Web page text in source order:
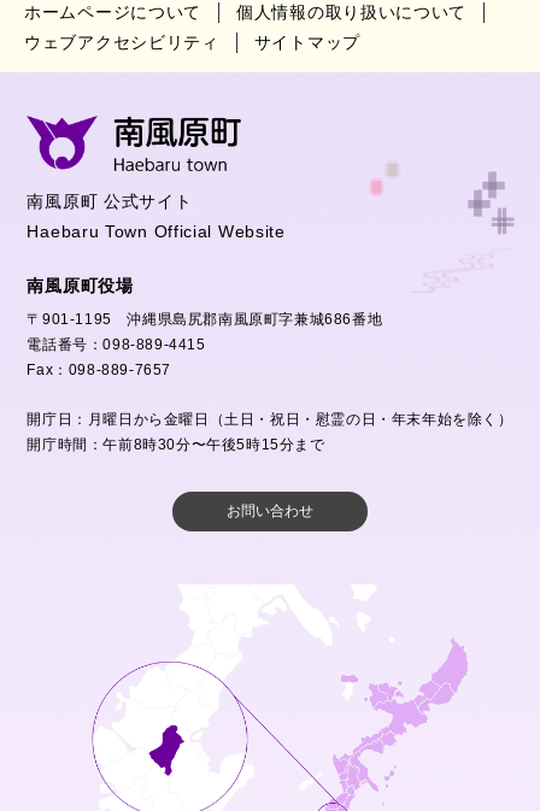
ホームページについて
個人情報の取り扱いについて
ウェブアクセシビリティ
サイトマップ
南風原町 公式サイト
Haebaru Town Official Website
南風原町役場
〒901-1195 沖縄県島尻郡南風原町字兼城686番地
電話番号：098-889-4415
Fax：098-889-7657
開庁日：月曜日から金曜日（土日・祝日・慰霊の日・年末年始を除く）
開庁時間：午前8時30分〜午後5時15分まで
お問い合わせ